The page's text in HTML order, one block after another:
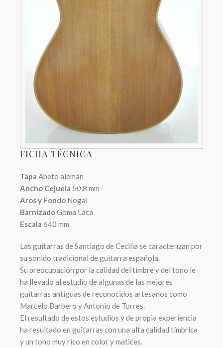
FICHA TÉCNICA
Tapa Abeto alemán
Ancho Cejuela 50,8 mm
Aros y Fondo Nogal
BarnizadoGoma Laca
Escala 640 mm
Las guitarras de Santiago de Cecilia se caracterizan por
su sonido tradicional de guitarra española.
Su preocupación por la calidad del timbre y del tono le
ha llevado al estudio de algunas de las mejores
guitarras antiguas de reconocidos artesanos como
Marcelo Barbero y Antonio de Torres.
El resultado de estos estudios y de propia experiencia
ha resultado en guitarras con una alta calidad tímbrica
y un tono muy rico en color y matices.